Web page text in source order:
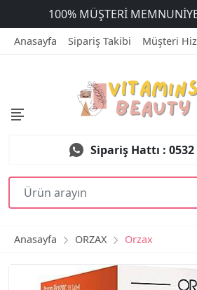
ÜCRETSİZ
Anasayfa Sipariş Takibi Müşteri
Sipariş Hattı : 0532
Anasayfa ORZAX Orzax